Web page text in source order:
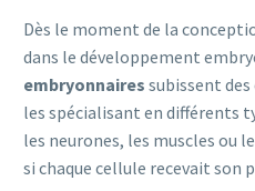
Dès le moment de la
dans le développement
embryonnaires subissent
les spécialisant en différents
les neurones, les muscles ou
si chaque cellule recevait son